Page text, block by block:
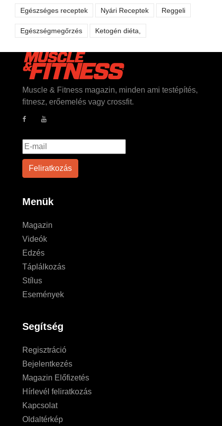
Egészséges receptek Nyári Receptek Reggeli
Egészségmegőrzés Ketogén diéta,
Muscle & Fitness magazin, minden ami testépítés,
fitnesz, erőemelés vagy crossfit.
Menük
Magazin
Videók
Edzés
Táplálkozás
Stílus
Események
Segítség
Regisztráció
Bejelentkezés
Magazin Előfizetés
Hírlevél feliratkozás
Kapcsolat
Oldaltérkép